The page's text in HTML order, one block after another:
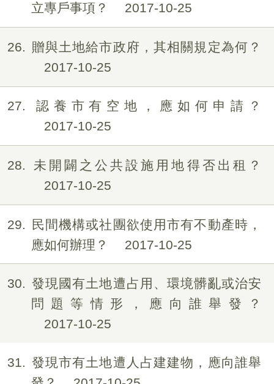
立專戶事項？
2017-10-25
26
贈與土地給市政府，其相關規定為何？
2017-10-25
27
認養市有空地，應如何申請？
2017-10-25
28
未開闢之公共設施用地得否出租？
2017-10-25
29
民間機構或社團欲使用市有不動產時，
應如何辦理？
2017-10-25
30
發現國有土地遭占用、環境髒亂或治安
問題等情形，應向誰舉發？
2017-10-25
31
發現市有土地遭人占建建物，應向誰舉